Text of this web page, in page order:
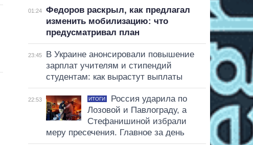
01:24
Федоров раскрыл, как предлагал
изменить мобилизацию: что
предусматривал план
23:45
В Украине анонсировали повышение
зарплат учителям и стипендий
студентам: как вырастут выплаты
22:53 ИТОГИ
Россия ударила по
Лозовой и Павлограду, а
Стефанишиной избрали
меру пресечения. Главное за день